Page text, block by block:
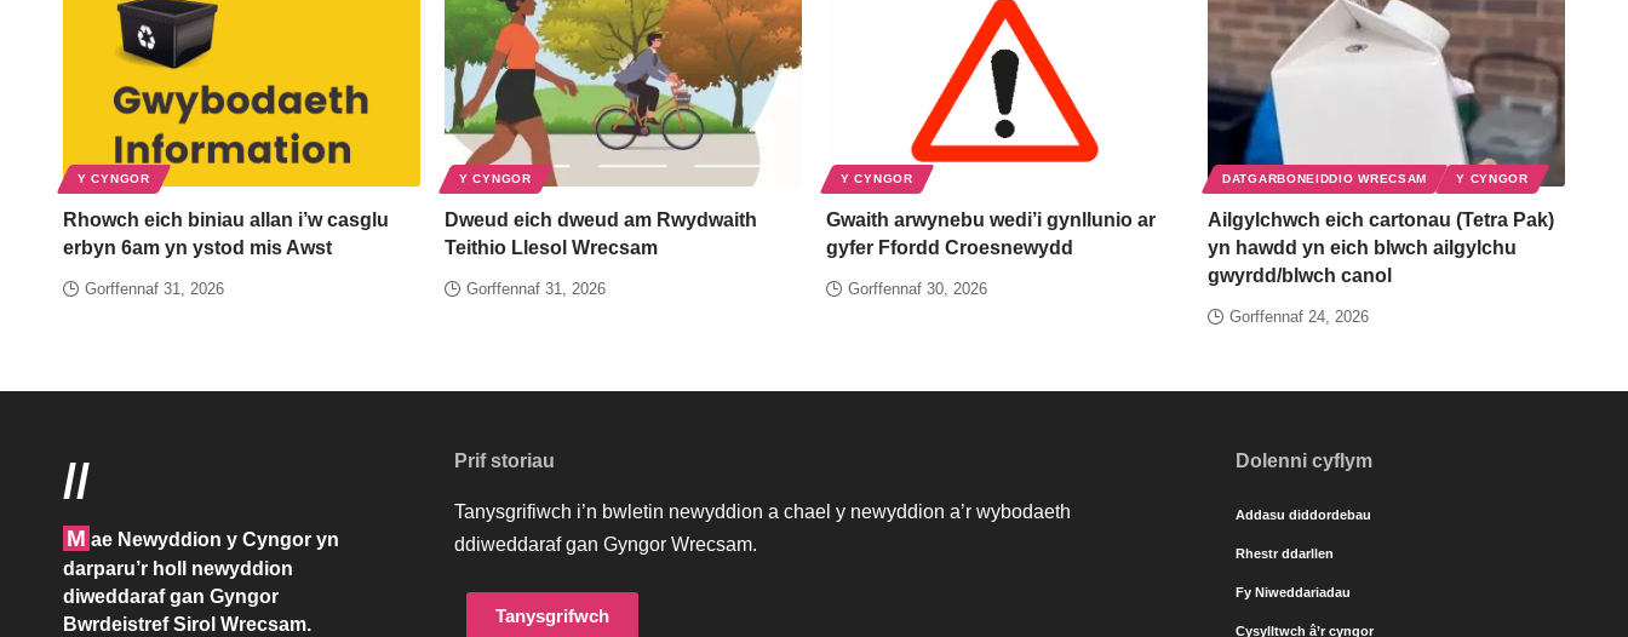
Y CYNGOR
Rhowch eich biniau allan i’w casglu
erbyn 6am yn ystod mis Awst
Gorffennaf 31, 2026
Y CYNGOR
Dweud eich dweud am Rwydwaith
Teithio Llesol Wrecsam
Gorffennaf 31, 2026
Y CYNGOR
Gwaith arwynebu wedi’i gynllunio ar
gyfer Ffordd Croesnewydd
Gorffennaf 30, 2026
DATGARBONEIDDIO WRECSAM Y CYNGOR
Ailgylchwch eich cartonau (Tetra Pak)
yn hawdd yn eich blwch ailgylchu
gwyrdd/blwch canol
Gorffennaf 24, 2026
//
M ae Newyddion y Cyngor yn
darparu’r holl newyddion
diweddaraf gan Gyngor
Bwrdeistref Sirol Wrecsam.
Prif storiau
Tanysgrifiwch i’n bwletin newyddion a chael y newyddion a’r wybodaeth
ddiweddaraf gan Gyngor Wrecsam.
Tanysgrifwch
Dolenni cyflym
Addasu diddordebau
Rhestr ddarllen
Fy Niweddariadau
Cysylltwch â’r cyngor